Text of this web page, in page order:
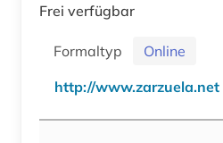
Frei verfügbar
Formaltyp
Online
http://www.zarzuela.net